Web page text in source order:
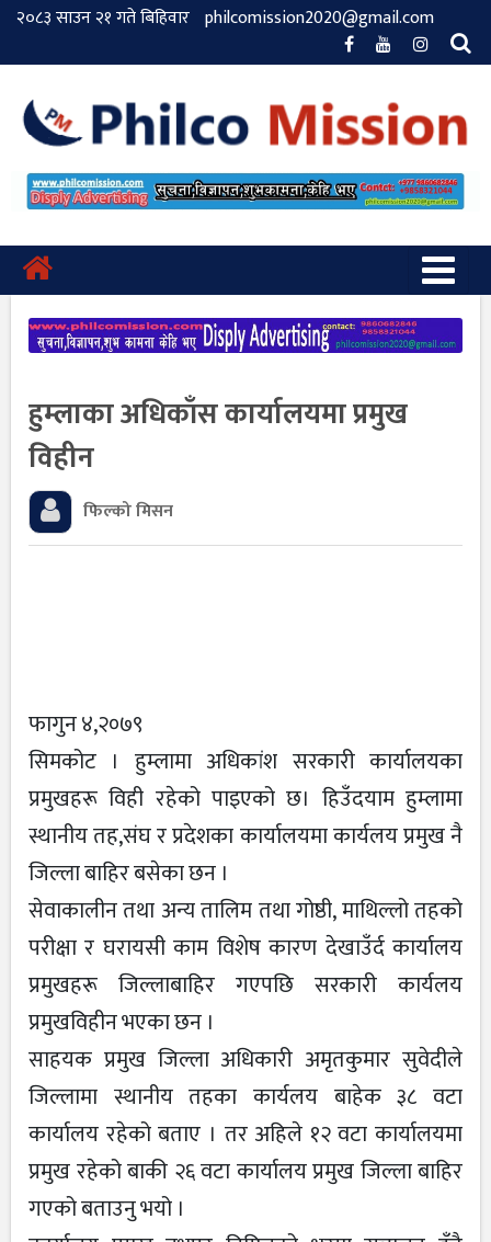
२०८३ साउन २१ गते बिहिवार philcomission2020@gmail.com
हुम्लाका अधिकाँस कार्यालयमा प्रमुख
विहीन
फिल्को मिसन
फागुन ४,२०७९
सिमकोट । हुम्लामा अधिकांश सरकारी कार्यालयका
प्रमुखहरू विही रहेको पाइएको छ। हिउँदयाम हुम्लामा
स्थानीय तह,संघ र प्रदेशका कार्यालयमा कार्यलय प्रमुख नै
जिल्ला बाहिर बसेका छन ।
सेवाकालीन तथा अन्य तालिम तथा गोष्ठी, माथिल्लो तहको
परीक्षा र घरायसी काम विशेष कारण देखाउँर्द कार्यालय
प्रमुखहरू जिल्लाबाहिर गएपछि सरकारी कार्यलय
प्रमुखविहीन भएका छन ।
साहयक प्रमुख जिल्ला अधिकारी अमृतकुमार सुवेदीले
जिल्लामा स्थानीय तहका कार्यलय बाहेक ३८ वटा
कार्यालय रहेको बताए । तर अहिले १२ वटा कार्यालयमा
प्रमुख रहेको बाकी २६ वटा कार्यालय प्रमुख जिल्ला बाहिर
गएको बताउनु भयो ।